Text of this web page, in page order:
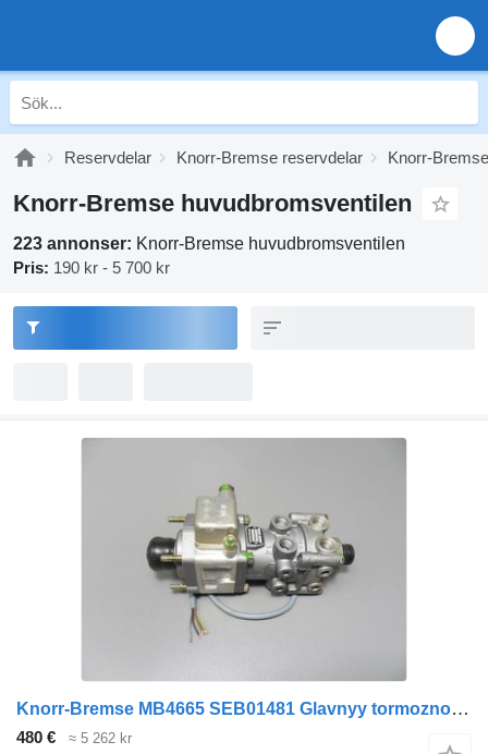
Reservdelar Knorr-Bremse reservdelar Knorr-
Knorr-Bremse huvudbromsventilen
223 annonser: Knorr-Bremse huvudbromsventilen
Pris: 190 kr - 5 700 kr
Knorr-Bremse MB4665 SEB01481 Glavnyy tormoznoy kran huvudbromsventil till Renault KERAX 6x2, Premium, BUS TRACER, IKARUS buss
480 € ≈ 5 262 kr